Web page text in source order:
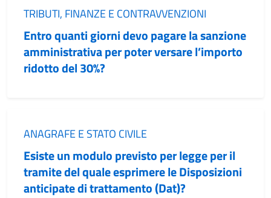
Categoria:
TRIBUTI, FINANZE E CONTRAVVENZIONI
Entro quanti giorni devo pagare la sanzione
amministrativa per poter versare l’importo
ridotto del 30%?
Categoria:
ANAGRAFE E STATO CIVILE
Esiste un modulo previsto per legge per il
tramite del quale esprimere le Disposizioni
anticipate di trattamento (Dat)?